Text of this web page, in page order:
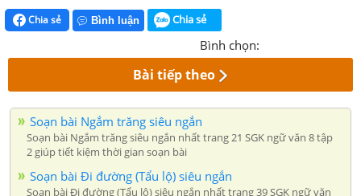
Chia sẻ Bình luận Chia sẻ
Bình chọn:
Bài tiếp theo
Soạn bài Ngắm trăng siêu ngắn
Soạn bài Ngắm trăng siêu ngắn nhất trang 21 SGK ngữ văn 8 tập
2 giúp tiết kiệm thời gian soạn bài
Soạn bài Đi đường (Tẩu lộ) siêu ngắn
Soạn bài Đi đường (Tẩu lộ) siêu ngắn nhất trang 39 SGK ngữ văn